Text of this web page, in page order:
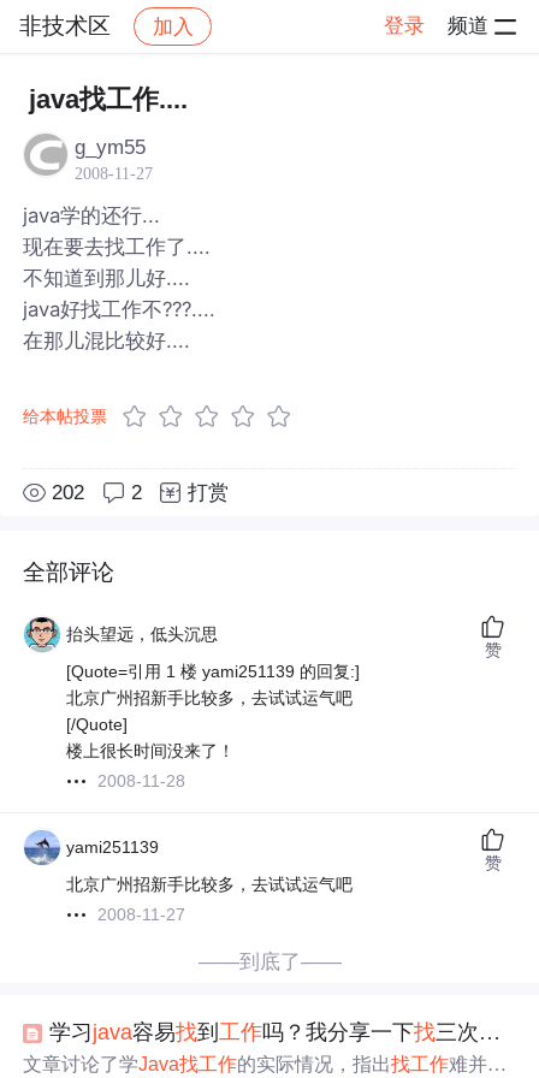
非技术区 加入 登录 频道
社区 非技术区
java找工作....
g_ym55
2008-11-27
java学的还行...
现在要去找工作了....
不知道到那儿好....
java好找工作不???....
在那儿混比较好....
给本帖投票
202 2 打赏
全部评论
抬头望远，低头沉思
[Quote=引用 1 楼 yami251139 的回复:]
北京广州招新手比较多，去试试运气吧
[/Quote]
楼上很长时间没来了！
2008-11-28
赞
yami251139
北京广州招新手比较多，去试试运气吧
2008-11-27
赞
——到底了——
学习 java容易找到工作吗？我分享一下找三次 工作
文章讨论了学Java找工作的实际情况，指出找工作难并不